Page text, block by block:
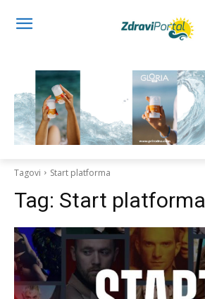
Tagovi Start platforma
Tag: Start platforma